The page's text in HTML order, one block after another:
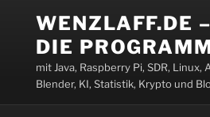
springen
WENZLAFF.DE
DIE
mit Java, Raspberry Pi, SDR, Linux,
Blender, KI, Statistik, Krypto und